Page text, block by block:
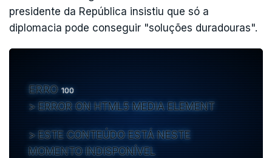
presidente da República insistiu que só a
diplomacia pode conseguir "soluções duradouras".
ERRO100
ERROR ON HTML5 MEDIA ELEMENT
ESTE CONTEÚDO ESTÁ NESTE
MOMENTO INDISPONÍVEL